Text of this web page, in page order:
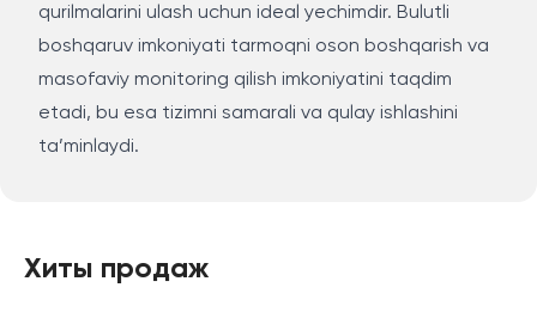
qurilmalarini ulash uchun ideal yechimdir. Bulutli
boshqaruv imkoniyati tarmoqni oson boshqarish va
masofaviy monitoring qilish imkoniyatini taqdim
etadi, bu esa tizimni samarali va qulay ishlashini
ta’minlaydi.
Хиты продаж